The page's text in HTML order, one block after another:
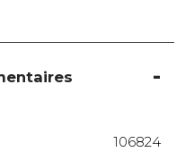
106824